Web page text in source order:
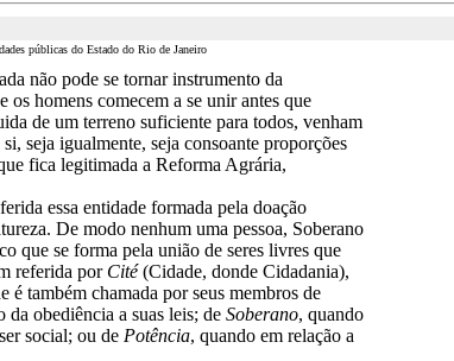
públicas do Estado do Rio de Janeiro
não pode se tornar instrumento da
os homens comecem a se unir antes que
de um terreno suficiente para todos, venham
seja igualmente, seja consoante proporções
fica legitimada a Reforma Agrária,
essa entidade formada pela doação
De modo nenhum uma pessoa, Soberano
que se forma pela união de seres livres que
referida por Cité(Cidade, donde Cidadania),
é também chamada por seus membros de
obediência a suas leis; de Soberano, quando
social; ou de Potência, quando em relação a